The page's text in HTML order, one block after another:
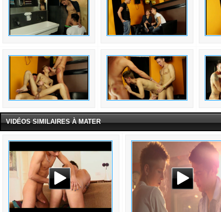
VIDÉOS SIMILAIRES À MATER